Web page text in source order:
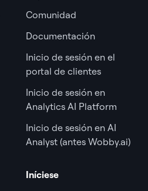
Comunidad
Documentación
Inicio de sesión en el
portal de clientes
Inicio de sesión en
Analytics AI Platform
Inicio de sesión en AI
Analyst (antes Wobby.ai)
Iníciese